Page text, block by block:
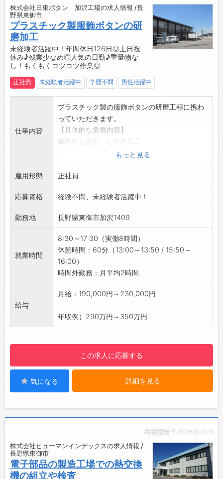
みなさまのご応募を心よりお待ちしております
＾＾
☆----------------------------------------
守サービスを一貫して行う開発型企業です。
【こんな方におすすめ♪】
◇もくもくコツコツ作業が好きな方
◆スキルを活かしたい方
◇大手企業で活躍したい方
◆ワークライフバランスを大切したい方
☆----------------------------------------
◆時間単位年休制度あり！
有給休暇は1時間分、2時間分と時間単位でも取
得できます◎
◆給与前払い制度あり！
勤務実績に応じて、給与前払いが可能です◎
☆----------------------------------------
☆
◆ご不明点はいつでもご相談ください！
即日対応!!フォロー体制もバッチリ
登録はご自宅からお電話で可能です◎
☆----------------------------------------
☆
◆職場見学可能！自分が働くイメージができま
みなさまのご応募を心よりお待ちしております
☆----------------------------------------
株式会社日東ボタン 加沢工場の求人情報 /長
野県東御市
プラスチック製服飾ボタンの研
磨加工
未経験者活躍中！年間休日126日◎土日祝
休み♪残業少なめ◎人気の日勤♪重量物な
し！もくもくコツコツ作業◎
正社員 未経験者活躍中 学歴不問 男性活躍中
仕事内容
プラスチック製の服飾ボタンの研磨工程に携わ
っていただきます。
【具体的な業務内容】
・機械にボタン、小石、水を投入し、ボタン操
作を行います。
◎ボタンを研磨し、きれいな状態に仕上げる作
業です。
※業務は立ち仕事となります。座りっぱなしよ
り、体を動かして働きたい方にぴったり♪
【おすすめポイント】
も充実◎
・しっかりお休みが取れるから、趣味や家族と
の時間も大切にできます。
◇残業ほぼなし♪
・月平均2時間程度なので、無理なく働けま
【職場の雰囲気】
の方も少なくありません。
【社内設備】
・休憩室（冷蔵庫やレンジあり）、ロッカー、
自動販売機、ボスマート（オフィスコンビニ）
【研修制度】
・入社後は現場に入り、一緒に作業をしながら
・分からないことはその都度お答えします◎
【やりがい】
・様々な色柄や形状のボタンをチームで作り上
もっと見る
雇用形態 正社員
応募資格 経験不問、未経験者活躍中！
勤務地 長野県東御市加沢1409
就業時間
8:30～17:30（実働8時間）
休憩時間：60分（13:00～13:50 / 15:50～
16:00）
時間外勤務：月平均2時間
給与
月給：190,000円～230,000円
年収例）290万円～350万円
この求人に応募する
気になる 詳細を見る
掲載開始日:2026/07/26
株式会社ヒューマンインデックスの求人情報 /
長野県東御市
電子部品の製造工場での熱交換
機の組立や検査